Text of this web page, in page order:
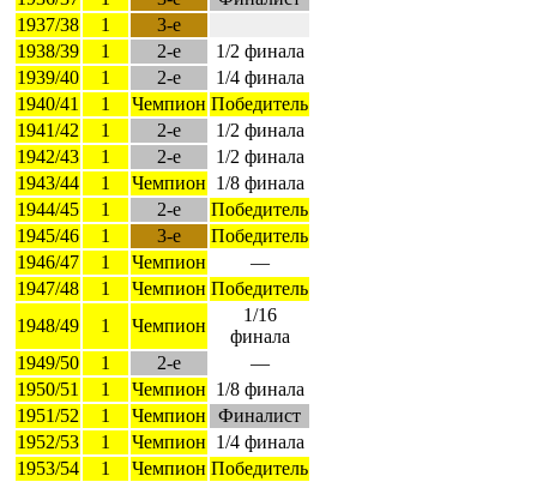
1937/38
1
3-е
1938/39
1 2-е
1/2 финала
1939/40
1 2-е
1/4 финала
1940/41
1 Чемпион Победитель
1941/42
1 2-е
1/2 финала
1942/43
1 2-е
1/2 финала
1943/44
1 Чемпион 1/8 финала
1944/45
1 2-е
Победитель
1945/46
1 3-е
Победитель
1946/47
1 Чемпион
—
1947/48
1 Чемпион Победитель
1948/49
1 Чемпион
1/16
финала
1949/50
1 2-е
—
1950/51
1 Чемпион 1/8 финала
1951/52
1 Чемпион
Финалист
1952/53
1 Чемпион 1/4 финала
1953/54
1 Чемпион Победитель